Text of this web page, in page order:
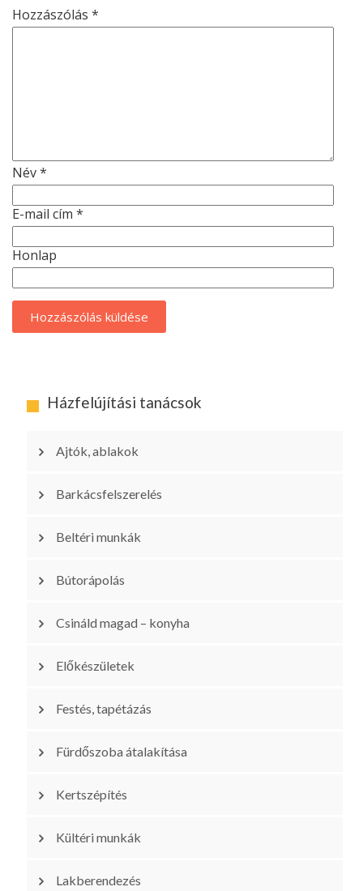
Hozzászólás *
Név*
E-mail cím *
Honlap
Házfelújítási tanácsok
Ajtók, ablakok
Barkácsfelszerelés
Beltéri munkák
Bútorápolás
Csináld magad – konyha
Előkészületek
Festés, tapétázás
Fürdőszoba átalakítása
Kertszépítés
Kültéri munkák
Lakberendezés